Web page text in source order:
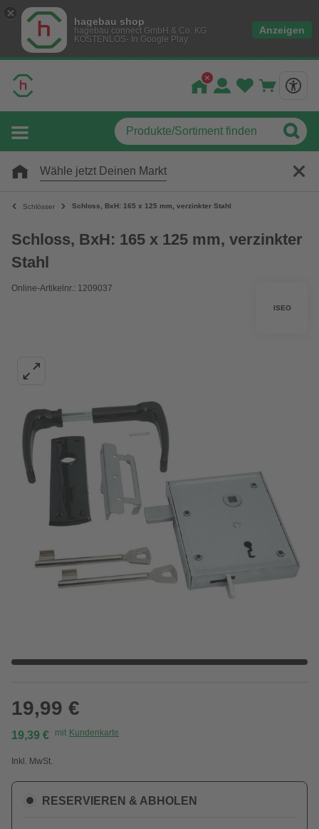
hagebau shop
hagebau connect GmbH & Co. KG
KOSTENLOS- In Google Play
Anzeigen
Wähle jetzt Deinen Markt
Schlösser Schloss, BxH: 165 x 125 mm, verzinkter Stahl
Schloss, BxH: 165 x 125 mm, verzinkter
Stahl
Online-Artikelnr.: 1209037
ISEO
19,99 €
19,39 € mit Kundenkarte
Inkl. MwSt.
RESERVIEREN & ABHOLEN